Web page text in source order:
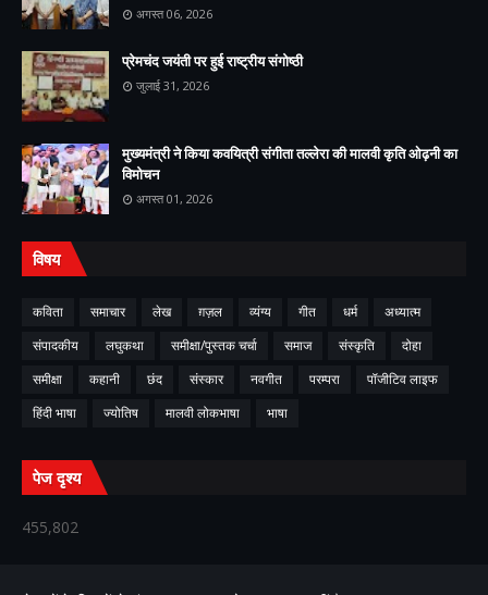
अगस्त 06, 2026
प्रेमचंद जयंती पर हुई राष्ट्रीय संगोष्ठी
जुलाई 31, 2026
मुख्यमंत्री ने किया कवयित्री संगीता तल्लेरा की मालवी कृति ओढ़नी का
विमोचन
अगस्त 01, 2026
विषय
कविता समाचार लेख ग़ज़ल व्यंग्य गीत धर्म
अध्यात्म
संपादकीय
लघुकथा समीक्षा/पुस्तक चर्चा समाज संस्कृति
दोहा
समीक्षा
कहानी छंद संस्कार नवगीत परम्परा
पॉजीटिव लाइफ
हिंदी भाषा
ज्योतिष मालवी लोकभाषा भाषा
पेज दृश्य
455,802